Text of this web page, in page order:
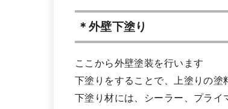
＊外壁下塗り
ここから外壁塗装を行います
下塗りをすることで、上塗りの塗
下塗り材には、シーラー、プラ